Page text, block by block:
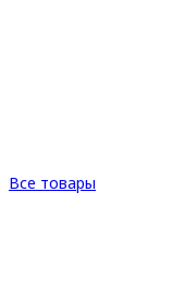
Все товары